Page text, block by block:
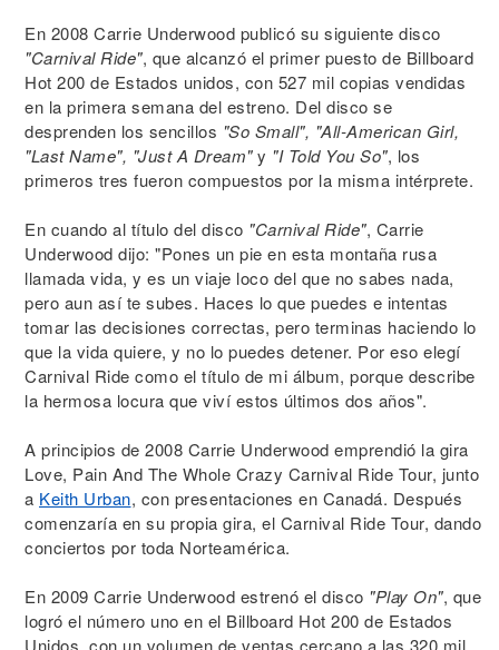
En 2008 Carrie Underwood publicó su siguiente disco
"Carnival Ride", que alcanzó el primer puesto de Billboard
Hot 200 de Estados unidos, con 527 mil copias vendidas
en la primera semana del estreno. Del disco se
desprenden los sencillos "So Small", "All-American Girl,
"Last Name", "Just A Dream"y "I Told You So", los
primeros tres fueron compuestos por la misma intérprete.
En cuando al título del disco "Carnival Ride", Carrie
Underwood dijo: "Pones un pie en esta montaña rusa
llamada vida, y es un viaje loco del que no sabes nada,
pero aun así te subes. Haces lo que puedes e intentas
tomar las decisiones correctas, pero terminas haciendo lo
que la vida quiere, y no lo puedes detener. Por eso elegí
Carnival Ride como el título de mi álbum, porque describe
la hermosa locura que viví estos últimos dos años".
A principios de 2008 Carrie Underwood emprendió la gira
Love, Pain And The Whole Crazy Carnival Ride Tour, junto
a Keith Urban, con presentaciones en Canadá. Después
comenzaría en su propia gira, el Carnival Ride Tour, dando
conciertos por toda Norteamérica.
En 2009 Carrie Underwood estrenó el disco "Play On", que
logró el número uno en el Billboard Hot 200 de Estados
Unidos, con un volumen de ventas cercano a las 320 mil